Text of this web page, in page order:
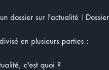
dossier sur l'actualité !
en plusieurs parties :
c'est quoi ?